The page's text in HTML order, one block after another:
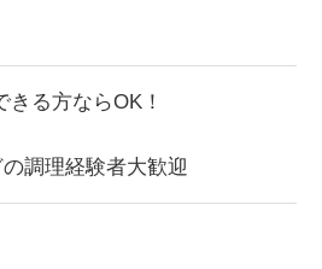
る方ならOK！
調理経験者大歓迎